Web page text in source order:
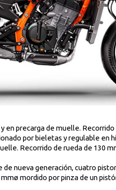
precarga de muelle. Recorrido
por bieletas y regulable en
Recorrido de rueda de 130
nueva generación, cuatro
mordido por pinza de un